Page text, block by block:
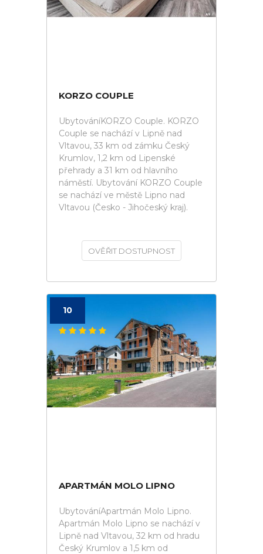
KORZO COUPLE
UbytováníKORZO Couple. KORZO
Couple se nachází v Lipně nad
Vltavou, 33 km od zámku Český
Krumlov, 1,2 km od Lipenské
přehrady a 31 km od hlavního
náměstí. Ubytování KORZO Couple
se nachází ve městě Lipno nad
Vltavou (Česko - Jihočeský kraj).
OVĚŘIT DOSTUPNOST
10
APARTMÁN MOLO LIPNO
UbytováníApartmán Molo Lipno.
Apartmán Molo Lipno se nachází v
Lipně nad Vltavou, 32 km od hradu
Český Krumlov a 1,5 km od